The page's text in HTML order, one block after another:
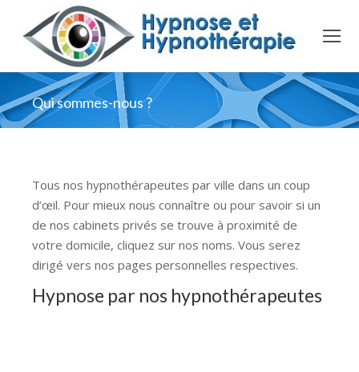
Qui sommes-nous ?
Tous nos hypnothérapeutes par ville dans un coup
d’œil. Pour mieux nous connaître ou pour savoir si un
de nos cabinets privés se trouve à proximité de
votre domicile, cliquez sur nos noms. Vous serez
dirigé vers nos pages personnelles respectives.
Hypnose par nos hypnothérapeutes